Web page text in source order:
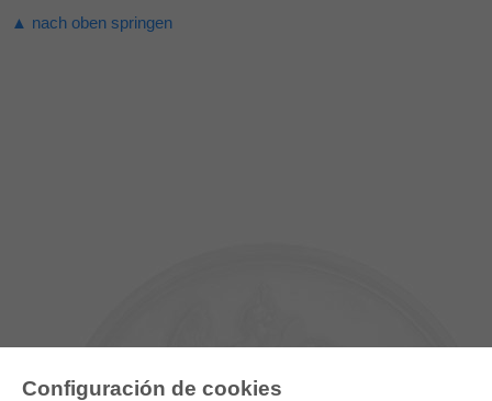
Configuración de cookies
▲ nach oben springen